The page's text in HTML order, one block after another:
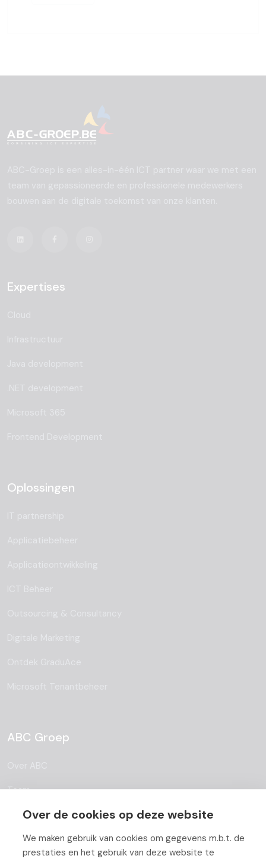
Expertises
Oplossingen
ABC Groep
Team
Vacatures
Blog
Over de cookies op deze website
We maken gebruik van cookies om gegevens m.b.t. de
prestaties en het gebruik van deze website te